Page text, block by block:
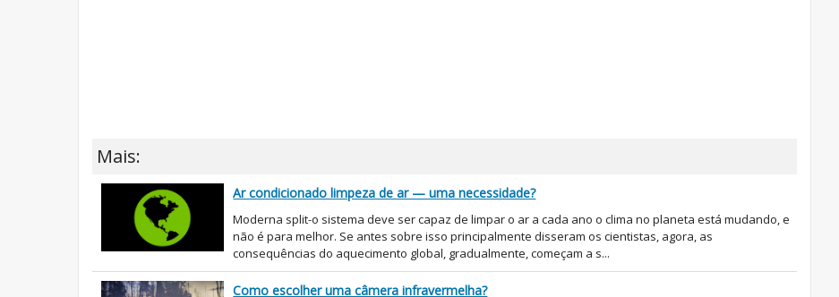
Mais:
Ar condicionado limpeza de ar — uma necessidade?
Moderna split-o sistema deve ser capaz de limpar o ar a cada ano o clima no planeta está mudando, e
não é para melhor. Se antes sobre isso principalmente disseram os cientistas, agora, as
consequências do aquecimento global, gradualmente, começam a s...
Como escolher uma câmera infravermelha?